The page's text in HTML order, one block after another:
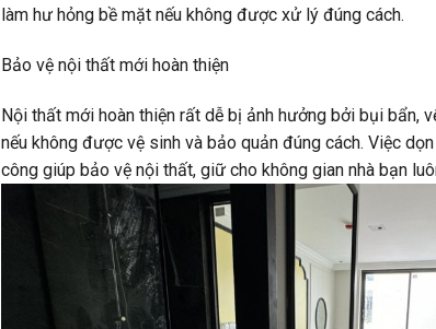
làm hư hỏng bề mặt nếu không được xử lý đúng cách.
Bảo vệ nội thất mới hoàn thiện
Nội thất mới hoàn thiện rất dễ bị ảnh hưởng bởi bụi bẩn,
nếu không được vệ sinh và bảo quản đúng cách. Việc
công giúp bảo vệ nội thất, giữ cho không gian nhà bạn